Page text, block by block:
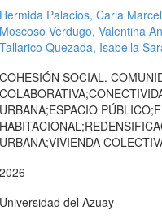
Hermida Palacios, Carla
Moscoso Verdugo, Valentina
Tallarico Quezada, Isabella
COHESIÓN SOCIAL.
URBANA;ESPACIO
URBANA;VIVIENDA
2026
Universidad del Azuay